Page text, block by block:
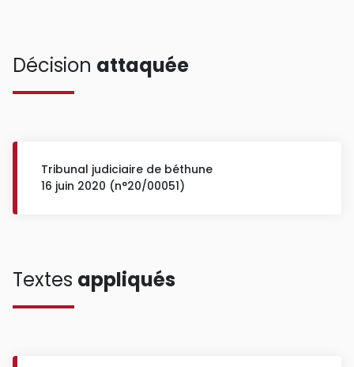
Décision attaquée
Tribunal judiciaire de béthune
16 juin 2020 (n°20/00051)
Textes appliqués